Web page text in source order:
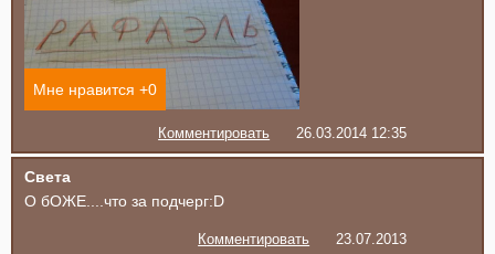
Мне нравится +0
Комментировать 26.03.2014 12:35
Света
О бОЖЕ....что за подчерг:D
Комментировать 23.07.2013